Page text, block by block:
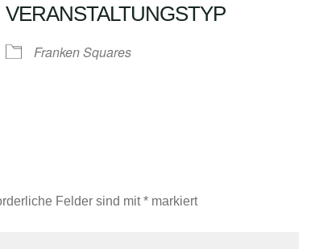
VERANSTALTUNGSTYP
Franken Squares
Felder sind mit* markiert